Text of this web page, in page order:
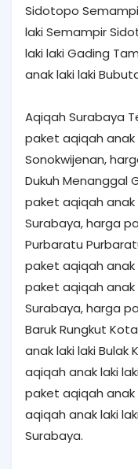
Sidotopo
laki Semampir
laki laki Gading
anak laki laki
Aqiqah Surabaya
paket aqiqah anak
Sonokwijenan,
Dukuh Menanggal
paket aqiqah anak
Surabaya, harga
Purbaratu
paket aqiqah anak
paket aqiqah anak
Surabaya, harga
Baruk Rungkut
anak laki laki
aqiqah anak laki
paket aqiqah anak
aqiqah anak laki
Surabaya.